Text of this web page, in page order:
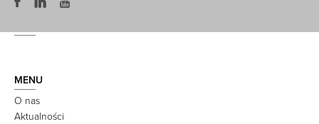
MENU
O nas
Aktualności